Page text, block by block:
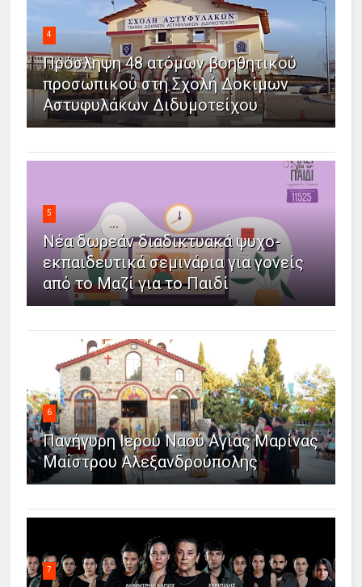
4
Πρόσληψη 48 ατόμων βοηθητικού
προσωπικού στη Σχολή Δοκίμων
Αστυφυλάκων Διδυμοτείχου
5
Νέα δωρεάν διαδικτυακά ψυχο-
εκπαιδευτικά σεμινάρια για γονείς
από το Μαζί για το Παιδί
6
Πανήγυρη Ιερού Ναού Αγίας Μαρίνας
Μαΐστρου Αλεξανδρούπολης
7